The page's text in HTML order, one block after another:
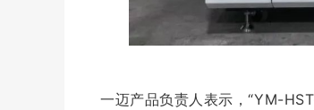
一迈产品负责人表示，“YM-